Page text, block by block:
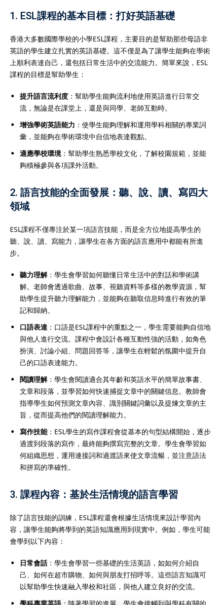
1. ESL課程的基本目標：打好英語基礎
香港大多數國際學校的小學ESL課程，主要目的是幫助那些母語非
英語的學生建立扎實的英語基礎。這不僅是為了讓學生能夠在學術
上順利表達自己，還包括日常生活中的交流能力。簡單來說，ESL
課程的目標是幫助學生：
提升語言流利度 ：幫助學生能夠流利地使用英語進行日常交
流，無論是在課堂上，還是與同學、老師互動時。
增強學術英語能力 ：使學生能夠理解和運用學科相關的專業詞
彙，並能夠在學術環境中自信地表達觀點。
適應學校環境：幫助學生熟悉學校文化，了解校園規範，並能
夠積極參與各項課外活動。
2. 語言技能的全面發展：聽、說、讀、寫四大
領域
ESL課程不僅專注於某一項語言技能，而是全方位地提高學生的
聽、說、讀、寫能力，讓學生在各方面的語言應用中都能有所進
步。
聽力理解：學生會學習如何聽懂日常生活中的對話和學術講
解。老師會透過歌曲、故事、視聽資料等多樣的教學資源，幫
助學生提升聽力理解能力，並能夠在聽取信息時進行有效的筆
記和歸納。
口語表達 ：口語是ESL課程中的重點之一，學生需要能夠自信地
與他人進行交流。課程中會設計各種互動性強的活動，如角色
扮演、討論小組、問題回答等，讓學生在輕鬆的氛圍中提升自
己的口語表達能力。
閱讀理解：學生會閱讀適合其年齡和英語水平的簡單故事書、
文章和段落，並學習如何快速捕捉文章中的關鍵信息。教師會
指導學生如何預測文章內容、識別關鍵詞彙以及提煉文章的主
旨，從而提高他們的閱讀理解能力。
寫作技能：ESL學生的寫作課程會從基本的句型結構開始，逐步
過渡到段落的寫作，最終能夠撰寫完整的文章。學生會學習如
何組織思想，運用連接詞和過渡語來使文章流暢，並注意語法
和拼寫的準確性。
3. 課程內容：基於生活情境的語言學習
除了語言技能的訓練，ESL課程還會根據生活情境來設計學習內
容，讓學生能夠將學到的英語知識應用到現實中。例如，學生可能
會學到以下內容：
日常會話：學生會學習一些基礎的生活英語，如如何介紹自
己、如何在超市購物、如何與朋友打招呼等。這些語言知識可
以幫助學生快速融入學校和社區，與他人建立良好的交流。